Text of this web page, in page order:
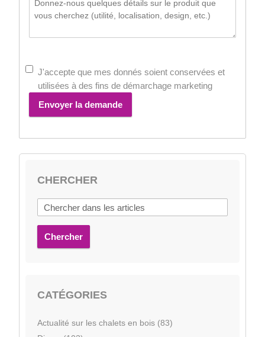
J'accepte que mes donnés soient conservées et
utilisées à des fins de démarchage marketing
Envoyer la demande
CHERCHER
Chercher
CATÉGORIES
Actualité sur les chalets en bois (83)